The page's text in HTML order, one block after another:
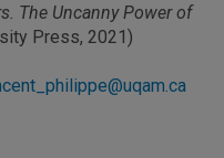
The Uncanny Power of
Press, 2021)